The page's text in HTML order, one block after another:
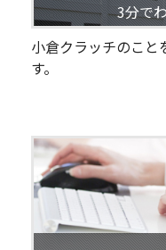
3分で
小倉クラッチのこと
す。